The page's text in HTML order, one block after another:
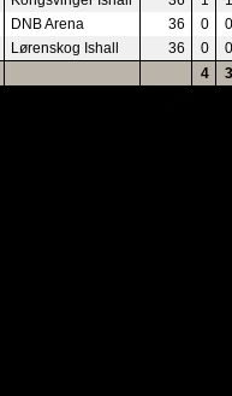
DNB Arena 36 0
0
Lørenskog Ishall 36 0
0
4 3